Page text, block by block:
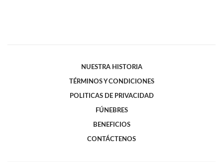
NUESTRA HISTORIA
TÉRMINOS Y CONDICIONES
POLITICAS DE PRIVACIDAD
FÚNEBRES
BENEFICIOS
CONTÁCTENOS